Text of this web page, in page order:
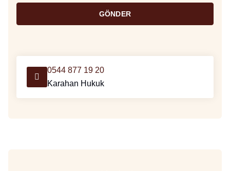
GÖNDER
0544 877 19 20
Karahan Hukuk